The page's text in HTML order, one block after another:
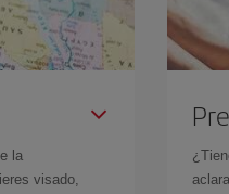
la
visado,